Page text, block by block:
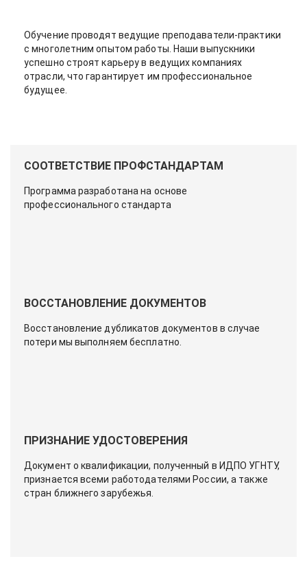
Обучение проводят ведущие преподаватели-практики
с многолетним опытом работы. Наши выпускники
успешно строят карьеру в ведущих компаниях
отрасли, что гарантирует им профессиональное
будущее.
СООТВЕТСТВИЕ ПРОФСТАНДАРТАМ
Программа разработана на основе
профессионального стандарта
ВОССТАНОВЛЕНИЕ ДОКУМЕНТОВ
Восстановление дубликатов документов в случае
потери мы выполняем бесплатно.
ПРИЗНАНИЕ УДОСТОВЕРЕНИЯ
Документ о квалификации, полученный в ИДПО УГНТУ,
признается всеми работодателями России, а также
стран ближнего зарубежья.